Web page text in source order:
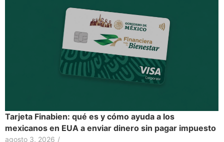
Tarjeta Finabien: qué es y cómo ayuda a los
mexicanos en EUA a enviar dinero sin pagar impuesto
agosto 3, 2026 /